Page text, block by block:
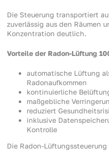
Die Steuerung transportiert
zuverlässig aus den Räumen
Konzentration deutlich.
Vorteile der Radon-Lüftung
automatische Lüftung
Radonaufkommen
kontinuierliche
maßgebliche
reduziert
inklusive
Kontrolle
Die Radon-